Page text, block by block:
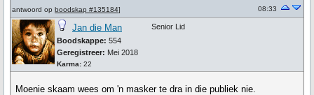
antwoord op boodskap #135184]
08:33
Jan die Man
Boodskappe: 554
Geregistreer: Mei 2018
Karma: 22
Senior Lid
Moenie skaam wees om 'n masker te dra in die publiek nie.